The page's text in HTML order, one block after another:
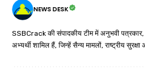
NEWS DESK
SSBCrack की संपादकीय टीम में अनुभवी
अभ्यर्थी शामिल हैं, जिन्हें सैन्य मामलों, राष्ट्रीय